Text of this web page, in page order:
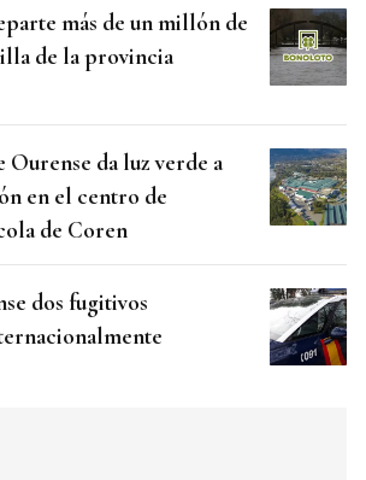
más de un millón de
de la provincia
da luz verde a
en el centro de
de Coren
dos fugitivos